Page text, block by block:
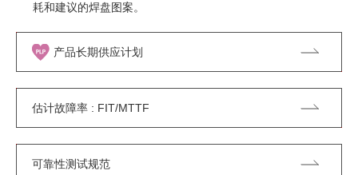
耗和建议的焊盘图案。
产品长期供应计划
估计故障率 : FIT/MTTF
可靠性测试规范